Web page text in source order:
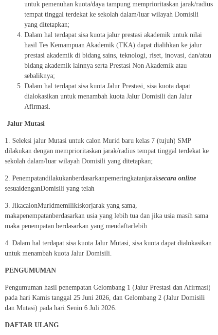
untuk pemenuhan kuota/daya tampung memprioritaskan jarak/radius
tempat tinggal terdekat ke sekolah dalam/luar wilayah Domisili
yang ditetapkan;
Dalam hal terdapat sisa kuota jalur prestasi akademik untuk nilai
hasil Tes Kemampuan Akademik (TKA) dapat dialihkan ke jalur
prestasi akademik di bidang sains, teknologi, riset, inovasi, dan/atau
bidang akademik lainnya serta Prestasi Non Akademik atau
sebaliknya;
Dalam hal terdapat sisa kuota Jalur Prestasi, sisa kuota dapat
dialokasikan untuk menambah kuota Jalur Domisili dan Jalur
Afirmasi.
Jalur Mutasi
1. Seleksi jalur Mutasi untuk calon Murid baru kelas 7 (tujuh) SMP
dilakukan dengan memprioritaskan jarak/radius tempat tinggal terdekat ke
sekolah dalam/luar wilayah Domisili yang ditetapkan;
2. Penempatandilakukanberdasarkanpemeringkatanjaraksecara online
sesuaidenganDomisili yang telah
3. JikacalonMuridmemilikiskorjarak yang sama,
makapenempatanberdasarkan usia yang lebih tua dan jika usia masih sama
maka penempatan berdasarkan yang mendaftarlebih
4. Dalam hal terdapat sisa kuota Jalur Mutasi, sisa kuota dapat dialokasikan
untuk menambah kuota Jalur Domisili.
PENGUMUMAN
Pengumuman hasil penempatan Gelombang 1 (Jalur Prestasi dan Afirmasi)
pada hari Kamis tanggal 25 Juni 2026, dan Gelombang 2 (Jalur Domisili
dan Mutasi) pada hari Senin 6 Juli 2026.
DAFTAR ULANG